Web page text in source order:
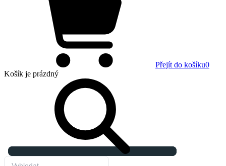
Přejít do košíku0
Košík je prázdný